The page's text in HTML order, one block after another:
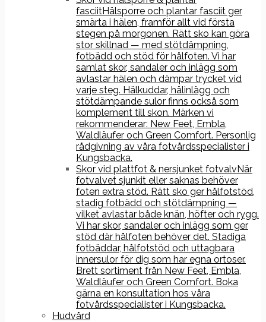
fasciitHälsporre och plantar fasciit ger
smärta i hälen, framför allt vid första
stegen på morgonen. Rätt sko kan göra
stor skillnad — med stötdämpning,
fotbädd och stöd för hålfoten. Vi har
samlat skor, sandaler och inlägg som
avlastar hälen och dämpar trycket vid
varje steg. Hälkuddar, hälinlägg och
stötdämpande sulor finns också som
komplement till skon. Märken vi
rekommenderar: New Feet, Embla,
Waldläufer och Green Comfort. Personlig
rådgivning av våra fotvårdsspecialister i
Kungsbacka.
Skor vid plattfot & nersjunket fotvalvNär
fotvalvet sjunkit eller saknas behöver
foten extra stöd. Rätt sko ger hålfotstöd,
stadig fotbädd och stötdämpning —
vilket avlastar både knän, höfter och rygg.
Vi har skor, sandaler och inlägg som ger
stöd där hålfoten behöver det. Stadiga
fotbäddar, hålfotstöd och uttagbara
innersulor för dig som har egna ortoser.
Brett sortiment från New Feet, Embla,
Waldläufer och Green Comfort. Boka
gärna en konsultation hos våra
fotvårdsspecialister i Kungsbacka.
Hudvård